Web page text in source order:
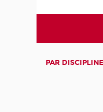
PAR DISCIPLINE